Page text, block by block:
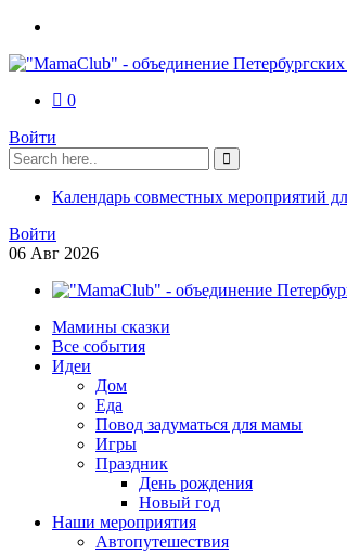
0
Войти
Календарь совместных мероприятий
Войти
06 Авг 2026
Мамины сказки
Все события
Идеи
Дом
Еда
Повод задуматься для мамы
Игры
Праздник
День рождения
Новый год
Наши мероприятия
Автопутешествия